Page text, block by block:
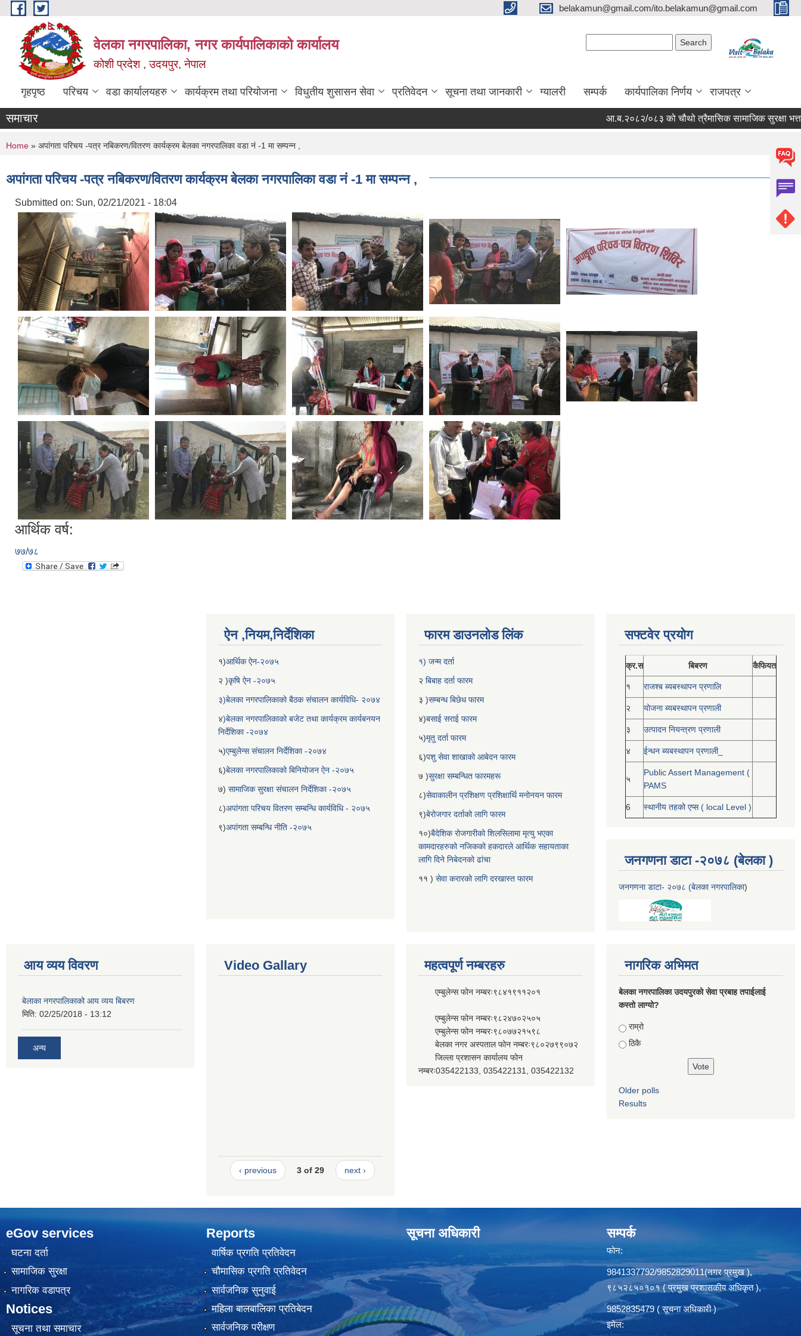
Skip to main content belakamun@gmail.com/ito.belakamun@gmail.com
वेलका नगरपालिका, नगर कार्यपालिकाको कार्यालय
कोशी प्रदेश , उदयपुर, नेपाल
गृहपृष्ठ परिचय वडा कार्यालयहरु कार्यक्रम तथा परियोजना विधुतीय शुसासन सेवा प्रतिवेदन सूचना तथा जानकारी ग्यालरी सम्पर्क कार्यपालिका निर्णय राजपत्र
समाचार आ.ब.२०८२/०८३ को चौथो त्रैमासिक सामाजिक सुरक्षा भत्ता
You are here
Home » अपांगता परिचय -पत्र नबिकरण/वितरण कार्यक्रम बेलका नगरपालिका वडा नं -1 मा सम्पन्न ,
अपांगता परिचय -पत्र नबिकरण/वितरण कार्यक्रम बेलका नगरपालिका वडा नं -1 मा सम्पन्न ,
Submitted on: Sun, 02/21/2021 - 18:04
आर्थिक वर्ष:
७७/७८
ऐन ,नियम,निर्देशिका
१)आर्थिक ऐन-२०७५
२ )कृषि ऐन -२०७५
३)बेलका नगरपालिकाको बैठक संचालन कार्यविधि- २०७४
४)बेलका नगरपालिकाको बजेट तथा कार्यक्रम कार्यबनयन
निर्देशिका -२०७४
५)एम्बुलेन्स संचालन निर्देशिका -२०७४
६)बेलका नगरपालिकाको बिनियोजन ऐन -२०७५
७) सामाजिक सुरक्षा संचालन निर्देशिका -२०७५
८)अपांगता परिचय वितरण सम्बन्धि कार्यविधि - २०७५
९)अपांगता सम्बन्धि नीति -२०७५
फारम डाउनलोड लिंक
१) जन्म दर्ता
२ बिबाह दर्ता फारम
३ )सम्बन्ध बिछेध फारम
४)बसाई सराई फारम
५)मृतु दर्ता फारम
६)पशु सेवा शाखाको आबेदन फारम
७ )सुरक्षा सम्बन्धित फारमहरू
८)सेवाकालीन प्रशिक्षण प्रशिक्षार्थि मनोनयन फारम
९)बेरोजगार दर्ताको लागि फारम
१०)बैदेशिक रोजगारीको शिलसिलामा मृत्यु भएका
कामदारहरुको नजिकको हकदारले आर्थिक सहायताका
लागि दिने निबेदनको ढांचा
११ ) सेवा करारको लागि दरखास्त फारम
सफ्टवेर प्रयोग
क्र.स बिबरण कैफियत
१ राजश्ब ब्यबस्थापन प्रणालि
२ योजना ब्यबस्थापन प्रणाली
३ उत्पादन नियन्त्रण प्रणाली
४ ईन्धन ब्यबस्थापन प्रणाली_
५
Public Assert Management (
PAMS
6 स्थानीय तहको एप्स ( local Level )
जनगणना डाटा -२०७८ (बेलका )
जनगणना डाटा- २०७८ (बेलका नगरपालिका)
आय व्यय विवरण
बेलाका नगरपालिकाको आय व्यय बिबरण
मिति: 02/25/2018 - 13:12
अन्य
Video Gallary
‹ previous 3 of 29 next ›
महत्वपूर्ण नम्बरहरु
एम्बुलेन्स फोन नम्बरः९८४१९११२०१
एम्बुलेन्स फोन नम्बरः९८२४७०२५०५
एम्बुलेन्स फोन नम्बरः९८०७७२१५९८
बेलका नगर अस्पताल फोन नम्बरः९८०२७९९०७२
जिल्ला प्रशासन कार्यालय फोन
नम्बरः035422133, 035422131, 035422132
नागरिक अभिमत
बेलका नगरपालिका उदयपुरको सेवा प्रबाह तपाईलाई
कस्तो लाग्यो?
Choices
राम्रो
ठिकै
Older polls
Results
eGov services
घटना दर्ता
सामाजिक सुरक्षा
नागरिक वडापत्र
Notices
सूचना तथा समाचार
Reports
वार्षिक प्रगति प्रतिवेदन
चौमासिक प्रगति प्रतिवेदन
सार्वजनिक सुनुवाई
महिला बालबालिका प्रतिबेदन
सार्वजनिक परीक्षण
सूचना अधिकारी सम्पर्क
फोन:
9841337792/9852829011(नगर प्रमुख ),
९८५२८५०१०१ ( प्रमुख प्रशासकीय अधिकृत ),
9852835479 ( सूचना अधिकारी )
इमेल: